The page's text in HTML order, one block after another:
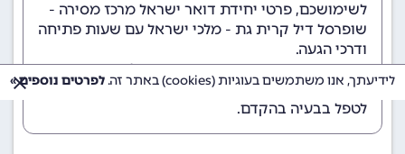
לשימושכם, פרטי יחידת דואר ישראל מרכז מסירה -
שופרסל דיל קרית גת - מלכי ישראל עם שעות פתיחה
ודרכי הגעה.
הנתונים מתעדכנים באופן קבוע. נתקלתם במידע
שגוי? השאירו לנו תגובה בתחתית הדף כדי שנוכל
לטפל בבעיה בהקדם.
לידיעתך, אנו משתמשים בעוגיות (cookies) באתר זה. לפרטים נוספים »